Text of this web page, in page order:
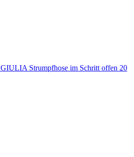
GIULIA Strumpfhose im Schritt offen 20